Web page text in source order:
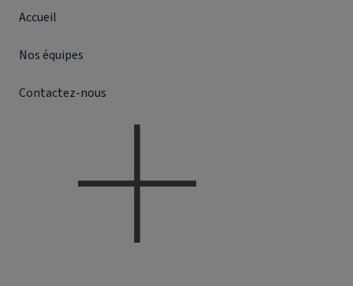
Accueil
Nos équipes
Contactez-nous